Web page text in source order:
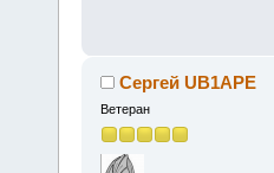
Сергей UB1APE
Ветеран